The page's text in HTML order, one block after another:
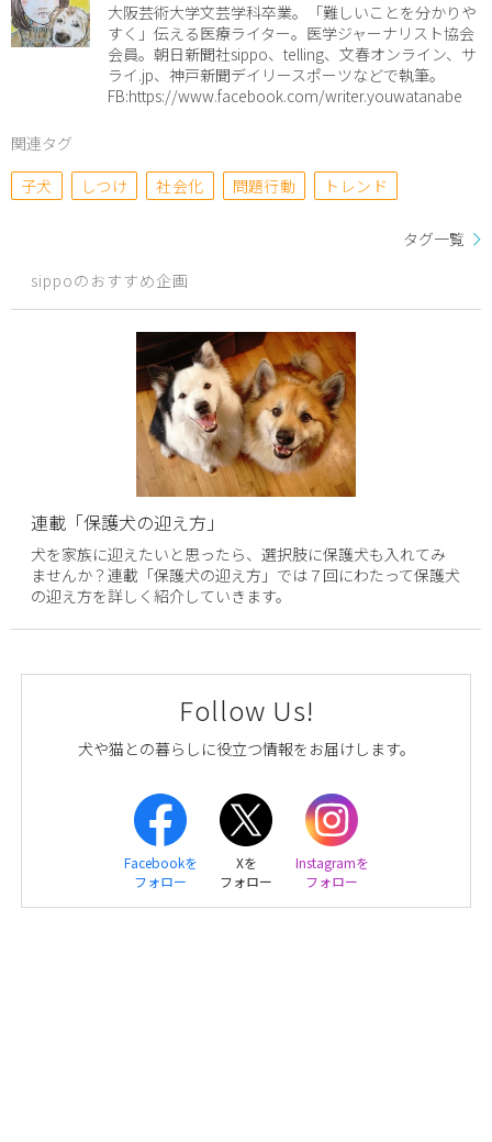
大阪芸術大学文芸学科卒業。「難しいことを分かりや
すく」伝える医療ライター。医学ジャーナリスト協会
会員。朝日新聞社sippo、telling、文春オンライン、サ
ライ.jp、神戸新聞デイリースポーツなどで執筆。
FB:https://www.facebook.com/writer.youwatanabe
関連タグ
子犬
しつけ 社会化 問題行動 トレンド
タグ一覧
sippoのおすすめ企画
連載「保護犬の迎え方」
犬を家族に迎えたいと思ったら、選択肢に保護犬も入れてみ
ませんか？連載「保護犬の迎え方」では７回にわたって保護犬
の迎え方を詳しく紹介していきます。
Follow Us!
犬や猫との暮らしに役立つ情報をお届けします。
Facebookを
フォロー
Xを
フォロー
Instagramを
フォロー